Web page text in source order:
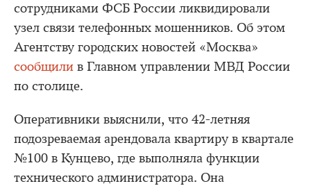
сотрудниками ФСБ России ликвидировали
узел связи телефонных мошенников. Об этом
Агентству городских новостей «Москва»
сообщили в Главном управлении МВД России
по столице.
Оперативники выяснили, что 42-летняя
подозреваемая арендовала квартиру в квартале
№100 в Кунцево, где выполняла функции
технического администратора. Она